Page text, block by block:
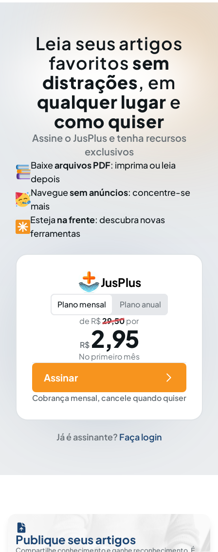
Leia seus artigos
favoritos sem
distrações, em
qualquer lugar e
como quiser
Assine o JusPlus e tenha recursos
exclusivos
Baixearquivos PDF: imprima ou leia
depois
Naveguesem anúncios: concentre-se
mais
Esteja na frente: descubra novas
ferramentas
JusPlus
Plano mensal
Plano anual
de R$29,50por
R$ 2,95
No primeiro mês
Cobrança mensal, cancele quando quiser
Assinar
Já é assinante? Faça login
Publique seus artigos
Compartilhe conhecimento e ganhe reconhecimento. É